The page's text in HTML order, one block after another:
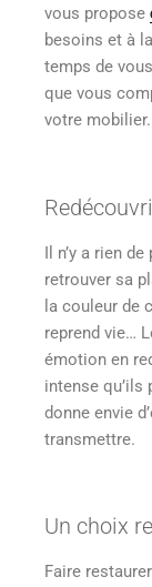
vous propose
besoins et à
temps de
que vous
votre mobilier.
Il n’y a rien
retrouver sa
la couleur de
reprend vie…
émotion en
intense qu’ils
donne envie
transmettre.
Un choix
Faire